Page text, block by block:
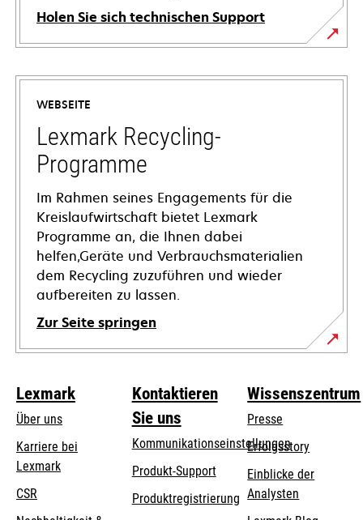
Holen Sie sich technischen Support
wird
in
neuen
Registerkarte
geöffnet
WEBSEITE
Lexmark Recycling-
Programme
Im Rahmen seines Engagements für die
Kreislaufwirtschaft bietet Lexmark
Programme an, die Ihnen dabei
helfen,Geräte und Verbrauchsmaterialien
dem Recycling zuzuführen und wieder
aufbereiten zu lassen.
Zur Seite springen
Lexmark
Über uns
Karriere bei
Lexmark
CSR
Kontaktieren
Sie uns
Kommunikationseinstellungen
wird
in
einer
Produkt-Supportwird
einer
Produktregistrierung
Wissenszentrum
Presse
Erfolgsstory
Einblicke der
Analysten